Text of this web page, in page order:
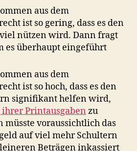
aus dem
ist so gering, dass es den
nützen wird. Dann fragt
es überhaupt eingeführt
aus dem
ist so hoch, dass es den
signifikant helfen wird,
Printausgaben zu
müsste voraussichtlich das
auf viel mehr Schultern
Beträgen inkassiert